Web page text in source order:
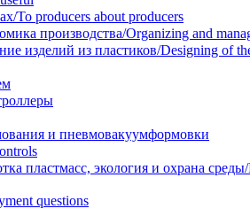
To producers about producers
производства/Organizing and
изделий из пластиков/Designing of
и пневмовакуумформовки
пластмасс, экология и охрана
questions